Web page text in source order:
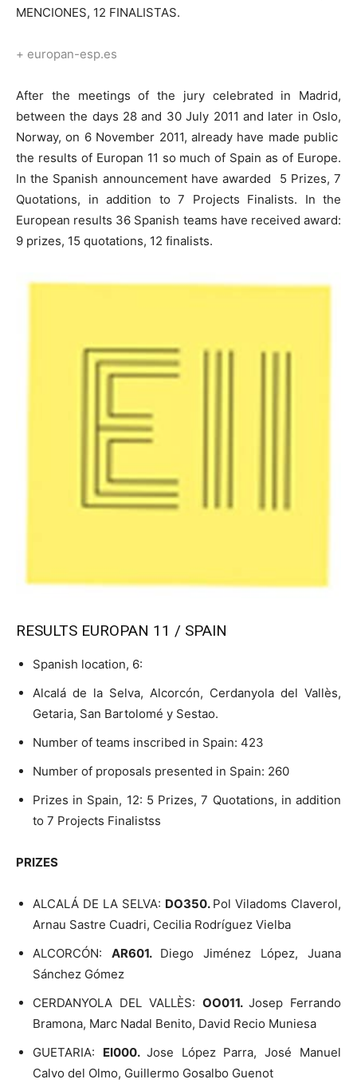
MENCIONES, 12 FINALISTAS.
+ europan-esp.es
After the meetings of the jury celebrated in Madrid,
between the days 28 and 30 July 2011 and later in Oslo,
Norway, on 6 November 2011, already have made public
the results of Europan 11 so much of Spain as of Europe.
In the Spanish announcement have awarded 5 Prizes, 7
Quotations, in addition to 7 Projects Finalists. In the
European results 36 Spanish teams have received award:
9 prizes, 15 quotations, 12 finalists.
RESULTS EUROPAN 11 / SPAIN
Spanish location, 6:
Alcalá de la Selva, Alcorcón, Cerdanyola del Vallès,
Getaria, San Bartolomé y Sestao.
Number of teams inscribed in Spain: 423
Number of proposals presented in Spain: 260
Prizes in Spain, 12: 5 Prizes, 7 Quotations, in addition
to 7 Projects Finalistss
PRIZES
ALCALÁ DE LA SELVA: DO350. Pol Viladoms Claverol,
Arnau Sastre Cuadri, Cecilia Rodríguez Vielba
ALCORCÓN: AR601. Diego Jiménez López, Juana
Sánchez Gómez
CERDANYOLA DEL VALLÈS: OO011. Josep Ferrando
Bramona, Marc Nadal Benito, David Recio Muniesa
GUETARIA: EI000. Jose López Parra, José Manuel
Calvo del Olmo, Guillermo Gosalbo Guenot